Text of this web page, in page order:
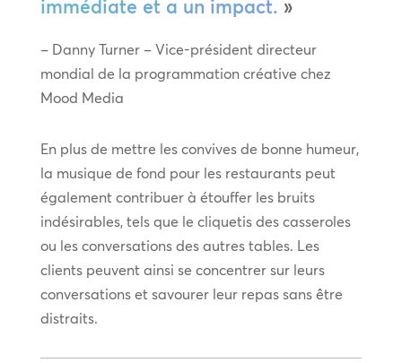
immédiate et a un impact. »
– Danny Turner – Vice-président directeur
mondial de la programmation créative chez
Mood Media
En plus de mettre les convives de bonne humeur,
la musique de fond pour les restaurants peut
également contribuer à étouffer les bruits
indésirables, tels que le cliquetis des casseroles
ou les conversations des autres tables. Les
clients peuvent ainsi se concentrer sur leurs
conversations et savourer leur repas sans être
distraits.